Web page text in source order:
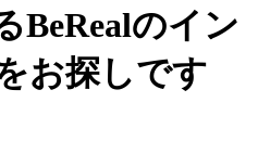
BeRealのイン
お探しです